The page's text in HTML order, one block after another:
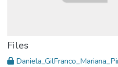
Files